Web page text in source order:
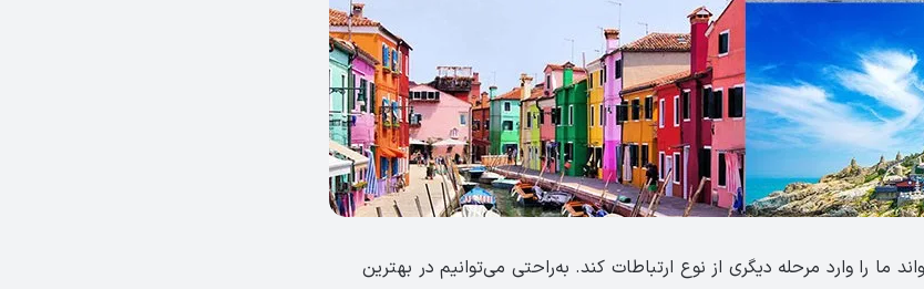
ما را وارد مرحله دیگری از نوع ارتباطات کند. به‌راحتی می‌توانیم در بهترین